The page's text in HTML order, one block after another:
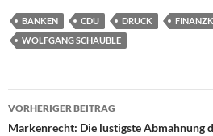
BANKEN CDU DRUCK
WOLFGANG SCHÄUBLE
Beitragsnavigation
VORHERIGER BEITRAG
Markenrecht: Die lustigste Abmahnung